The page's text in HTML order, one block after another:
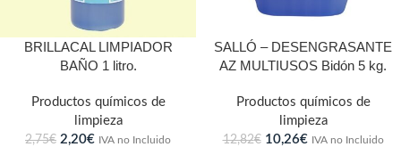
BRILLACAL LIMPIADOR
BAÑO 1 litro.
Productos químicos de
limpieza
2,75€ 2,20€ IVA no Incluido
SALLÓ – DESENGRASANTE
AZ MULTIUSOS Bidón 5 kg.
Productos químicos de
limpieza
12,82€ 10,26€ IVA no Incluido